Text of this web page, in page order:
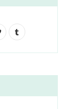
V
o
l